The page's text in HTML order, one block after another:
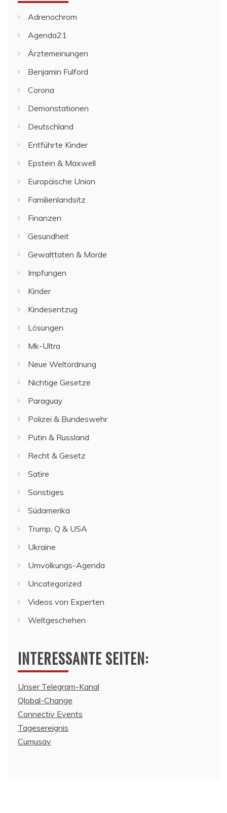
Adrenochrom
Agenda21
Ärztemeinungen
Benjamin Fulford
Corona
Demonstationen
Deutschland
Entführte Kinder
Epstein & Maxwell
Europäische Union
Familienlandsitz
Finanzen
Gesundheit
Gewalttaten & Morde
Impfungen
Kinder
Kindesentzug
Lösungen
Mk-Ultra
Neue Weltordnung
Nichtige Gesetze
Paraguay
Polizei & Bundeswehr
Putin & Russland
Recht & Gesetz
Satire
Sonstiges
Südamerika
Trump, Q & USA
Ukraine
Umvolkungs-Agenda
Uncategorized
Videos von Experten
Weltgeschehen
INTERESSANTE SEITEN:
Unser Telegram-Kanal
Qlobal-Change
Connectiv Events
Tagesereignis
Cumusav